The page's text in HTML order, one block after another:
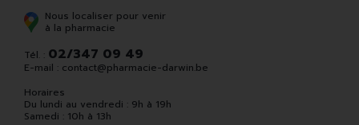
Nous localiser pour venir
à la pharmacie
Tél. : 02/347 09 49
E-mail : contact@pharmacie-darwin.be
Horaires
Du lundi au vendredi : 9h à 19h
Samedi : 10h à 13h